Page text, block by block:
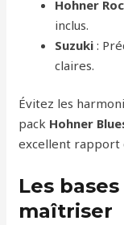
Hohner
inclus.
Suzuki :
claires.
Évitez les
pack Hohner
excellent rapport
Les
maîtriser